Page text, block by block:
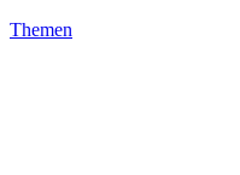
Themen